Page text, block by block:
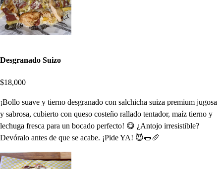
Desgranado Suizo
$18,000
¡Bollo suave y tierno desgranado con salchicha suiza premium jugosa
y sabrosa, cubierto con queso costeño rallado tentador, maíz tierno y
lechuga fresca para un bocado perfecto! 😋 ¿Antojo irresistible?
Devóralo antes de que se acabe. ¡Pide YA! 😈🌭🥖